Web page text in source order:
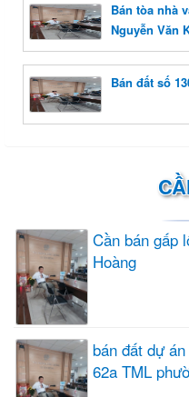
Bán tòa nhà
Nguyễn Văn
Bán đất số
Cần bán gấp
Hoàng
bán đất dự
62a TML